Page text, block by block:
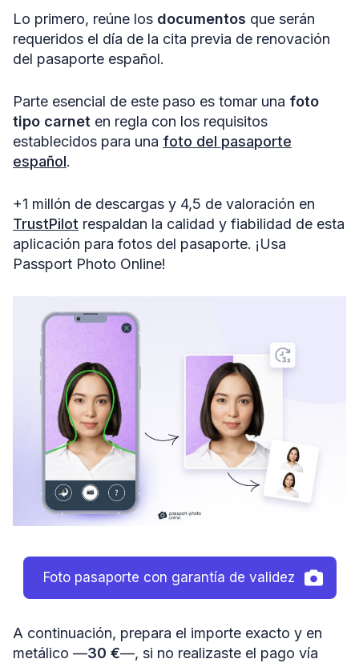
Lo primero, reúne los documentos que serán
requeridos el día de la cita previa de renovación
del pasaporte español.
Parte esencial de este paso es tomar una foto
tipo carnet en regla con los requisitos
establecidos para una foto del pasaporte
español.
+1 millón de descargas y 4,5 de valoración en
TrustPilot respaldan la calidad y fiabilidad de esta
aplicación para fotos del pasaporte. ¡Usa
Passport Photo Online!
Foto pasaporte con garantía de validez
A continuación, prepara el importe exacto y en
metálico —30 €—, si no realizaste el pago vía